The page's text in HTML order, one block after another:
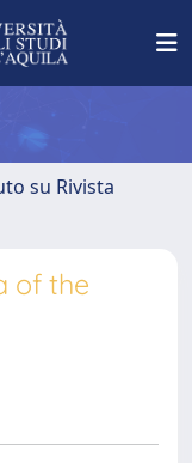
su Rivista
of the